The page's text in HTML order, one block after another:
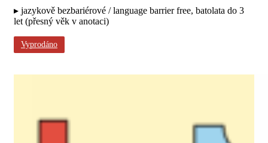
▸ jazykově bezbariérové / language barrier free, batolata do 3
let (přesný věk v anotaci)
Vyprodáno